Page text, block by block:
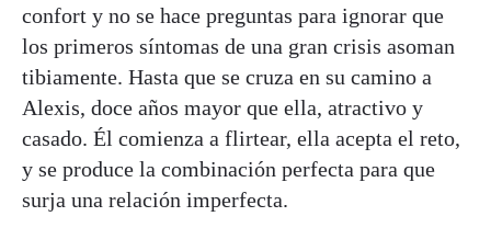
confort y no se hace preguntas para ignorar que
los primeros síntomas de una gran crisis asoman
tibiamente. Hasta que se cruza en su camino a
Alexis, doce años mayor que ella, atractivo y
casado. Él comienza a flirtear, ella acepta el reto,
y se produce la combinación perfecta para que
surja una relación imperfecta.